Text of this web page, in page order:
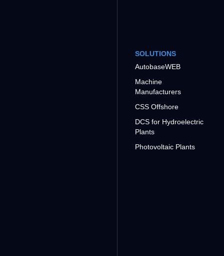
SOLUTIONS
AutobaseWEB
Machine
Manufacturers
CSS Offshore
DCS for Hydroelectric
Plants
Photovoltaic Plants